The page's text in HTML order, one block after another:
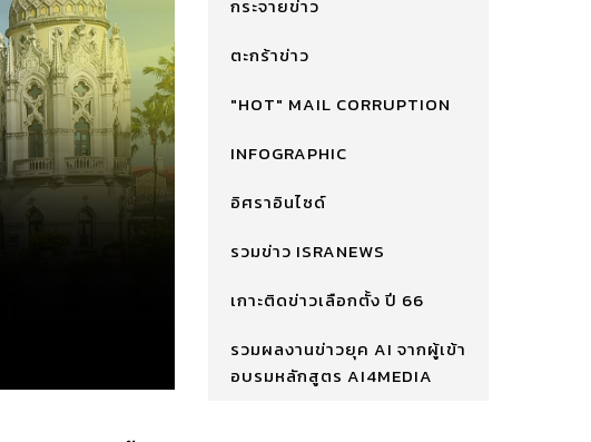
กระจายข่าว
ตะกร้าข่าว
"HOT" MAIL CORRUPTION
INFOGRAPHIC
อิศราอินไซด์
รวมข่าว ISRANEWS
เกาะติดข่าวเลือกตั้ง ปี 66
รวมผลงานข่าวยุค AI จากผู้เข้า
อบรมหลักสูตร AI4MEDIA